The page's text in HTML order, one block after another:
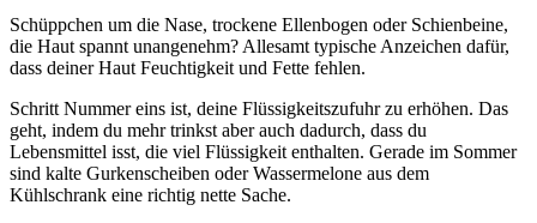
Schüppchen um die Nase, trockene Ellenbogen oder Schienbeine,
die Haut spannt unangenehm? Allesamt typische Anzeichen dafür,
dass deiner Haut Feuchtigkeit und Fette fehlen.
Schritt Nummer eins ist, deine Flüssigkeitszufuhr zu erhöhen. Das
geht, indem du mehr trinkst aber auch dadurch, dass du
Lebensmittel isst, die viel Flüssigkeit enthalten. Gerade im Sommer
sind kalte Gurkenscheiben oder Wassermelone aus dem
Kühlschrank eine richtig nette Sache.